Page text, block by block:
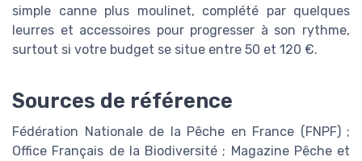
simple canne plus moulinet, complété par quelques
leurres et accessoires pour progresser à son rythme,
surtout si votre budget se situe entre 50 et 120 €.
Sources de référence
Fédération Nationale de la Pêche en France (FNPF) ;
Office Français de la Biodiversité ; Magazine Pêche et